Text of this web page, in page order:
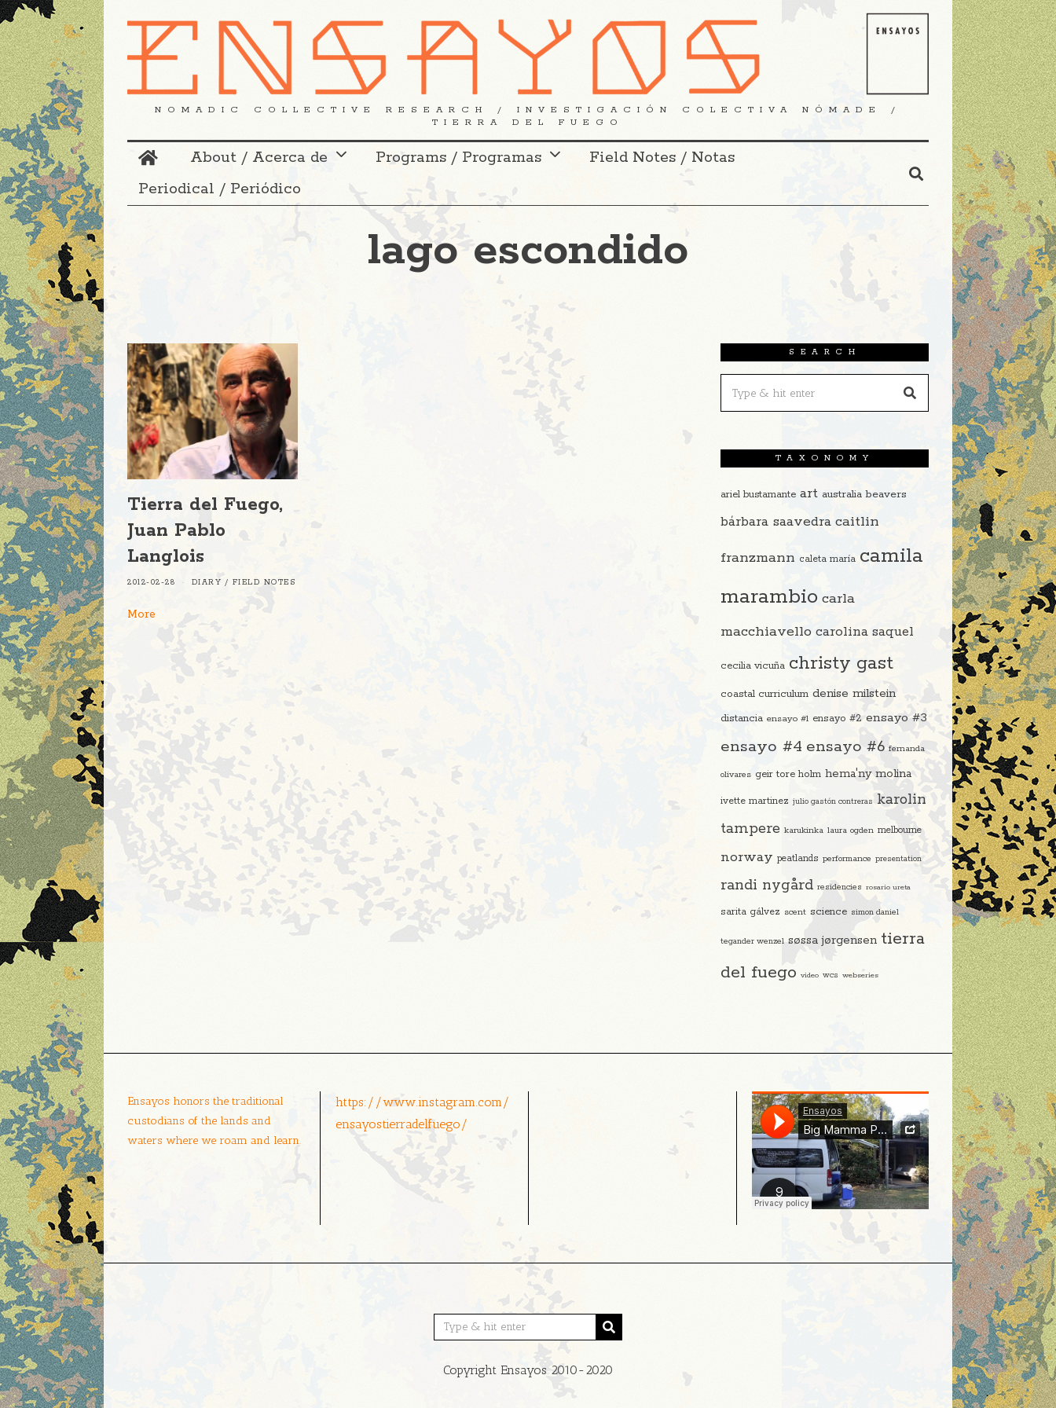
NOMADIC COLLECTIVE RESEARCH / INVESTIGACIÓN COLECTIVA NÓMADE /
TIERRA DEL FUEGO
About / Acerca de Programs / Programas
Field Notes / Notas
Periodical / Periódico
lago escondido
Tierra del Fuego,
Juan Pablo
Langlois
2012-02-28 DIARY / FIELD NOTES
More
SEARCH
TAXONOMY
ariel bustamante art australia beavers
bárbara saavedra caitlin
franzmann caleta maría camila
marambio carla
macchiavello carolina saquel
cecilia vicuña christy gast
coastal curriculum denise milstein
distancia ensayo #1 ensayo #2 ensayo #3
ensayo #4 ensayo #6 fernanda
olivares geir tore holm hema'ny molina
ivette martinez julio gastón contreras karolin
tampere karukinka laura ogden melbourne
norway peatlands performance presentation
randi nygård residencies rosario ureta
sarita gálvez scent science simon daniel
tegander wenzel søssa jørgensen tierra
del fuego video wcs webseries
Ensayos honors the traditional
custodians of the lands and
waters where we roam and learn.
https://www.instagram.com/
ensayostierradelfuego/
Copyright Ensayos 2010-2020